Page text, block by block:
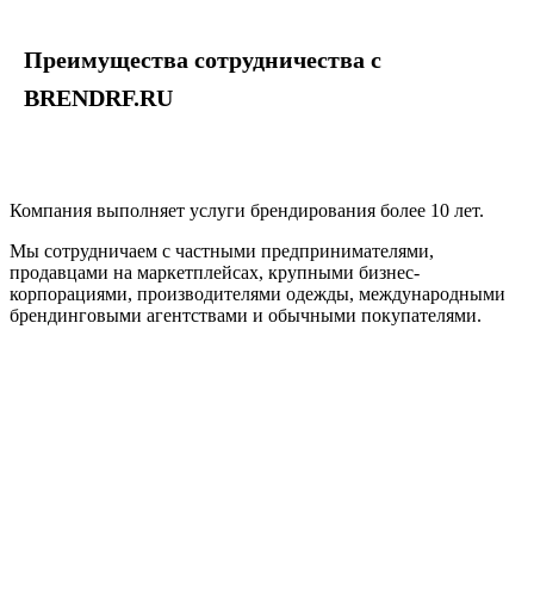
Преимущества сотрудничества с
BRENDRF.RU
Компания выполняет услуги брендирования более 10 лет.
Мы сотрудничаем с частными предпринимателями,
продавцами на маркетплейсах, крупными бизнес-
корпорациями, производителями одежды, международными
брендинговыми агентствами и обычными покупателями.